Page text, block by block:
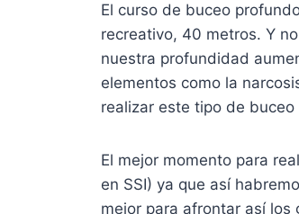
El curso de buceo
recreativo, 40 metros. Y
nuestra profundidad
elementos como la
realizar este tipo de buceo
El mejor momento para
en SSI) ya que así
mejor para afrontar así